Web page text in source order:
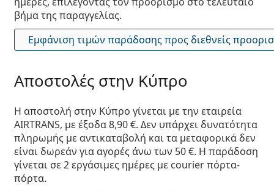
βήμα της παραγγελίας.
Εμφάνιση τιμών παράδοσης προς διεθνείς
Αποστολές στην Κύπρο
Η αποστολή στην Κύπρο γίνεται με την εταιρεία
AIRTRANS, με έξοδα 8,90 €. Δεν υπάρχει δυνατότητα
πληρωμής με αντικαταβολή και τα μεταφορικά δεν
είναι δωρεάν για αγορές άνω των 50 €. Η παράδοση
γίνεται σε 2 εργάσιμες ημέρες με courier πόρτα-
πόρτα.